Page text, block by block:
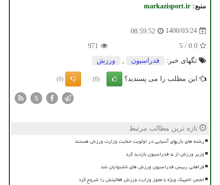
منبع: markazisport.ir
1400/03/24
08:59:52
0.0
/
5
971
تگهای خبر:
فدراسیون ورزش
این مطلب را می پسندید؟ (0)
(0)
X
تازه ترین مطالب مرتبط
رشته های بازیهای آسیایی در اولویت حمایت وزارت ورزش هستند
وزیر ورزش از ۵ فدراسیون بازدید کرد
فراهانی رییس فدراسیون ورزش های ناشنوایان شد
انجمن المپیک ویژه با مجوز وزارت ورزش فعالیتش را شروع کرد